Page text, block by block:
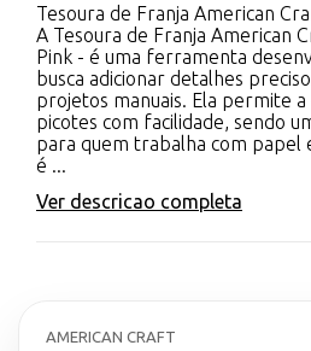
Tesoura de Franja American
A Tesoura de Franja American
Pink - é uma ferramenta
busca adicionar detalhes
projetos manuais. Ela permite
picotes com facilidade, sendo
para quem trabalha com papel
é ...
Ver descricao completa
AMERICAN CRAFT